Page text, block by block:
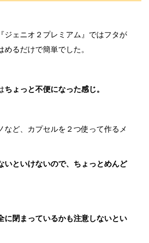
ジェニオ２プレミアム』ではフタが
るだけで簡単でした。
ちょっと不便になった感じ。
など、カプセルを２つ使って作るメ
いといけないので、ちょっとめんど
に閉まっているかも注意しないとい